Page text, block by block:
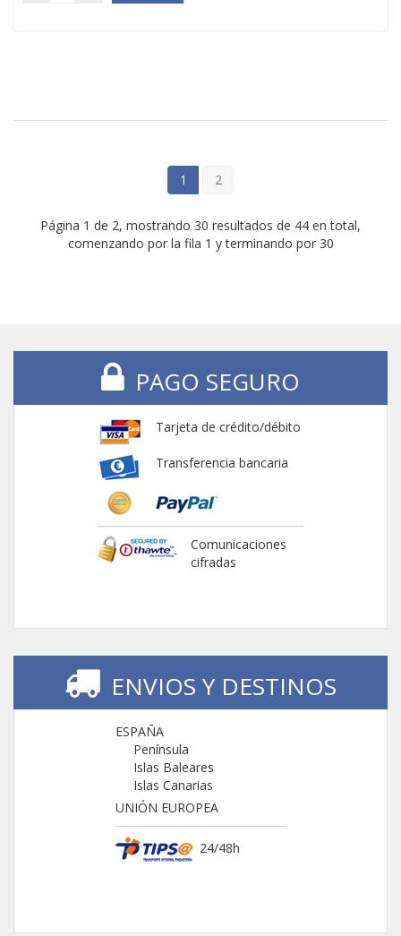
1 2
Página 1 de 2, mostrando 30 resultados de 44 en total,
comenzando por la fila 1 y terminando por 30
PAGO SEGURO
Tarjeta de crédito/débito
Transferencia bancaria
Comunicaciones
cifradas
ENVIOS Y DESTINOS
ESPAÑA
Península
Islas Baleares
Islas Canarias
UNIÓN EUROPEA
24/48h